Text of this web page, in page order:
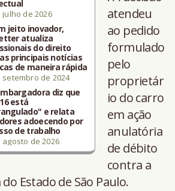
julho de 2026
jeito inovador,
atualiza
do direito
principais notícias
de maneira rápida
setembro de 2024
diz que
está
e relata
adoecendo por
de trabalho
agosto de 2026
atendeu
ao pedido
formulado
pelo
proprietár
io do carro
em ação
anulatória
de débito
contra a
Estado de São Paulo.